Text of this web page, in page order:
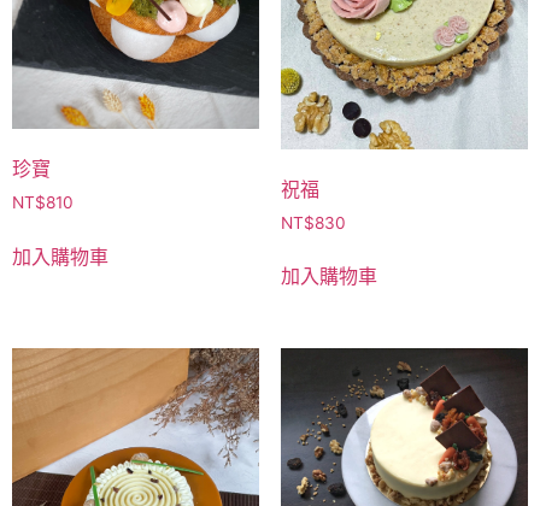
珍寶
NT$810
加入購物車
祝福
NT$830
加入購物車